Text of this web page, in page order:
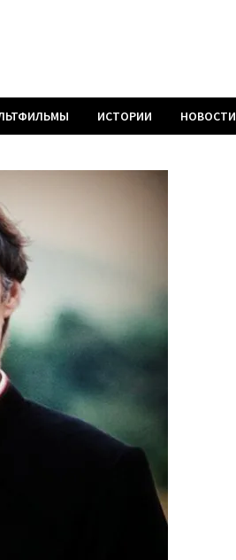
ИСТОРИИ НОВОСТИ